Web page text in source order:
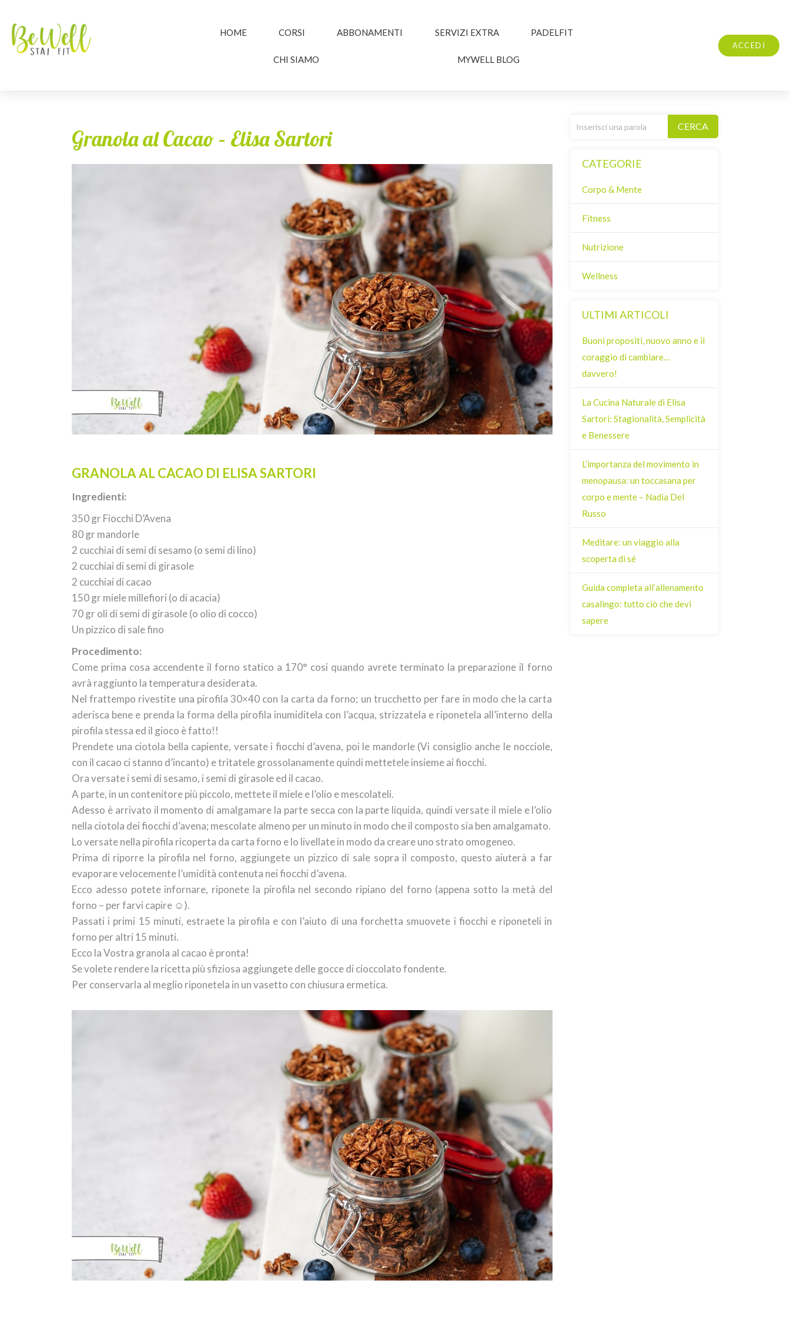
HOME CORSI ABBONAMENTI SERVIZI EXTRA PADELFIT
CHI SIAMO MYWELL BLOG
ACCEDI
Granola al Cacao – Elisa Sartori
GRANOLA AL CACAO DI ELISA SARTORI
Ingredienti:
350 gr Fiocchi D’Avena
80 gr mandorle
2 cucchiai di semi di sesamo (o semi di lino)
2 cucchiai di semi di girasole
2 cucchiai di cacao
150 gr miele millefiori (o di acacia)
70 gr oli di semi di girasole (o olio di cocco)
Un pizzico di sale fino
Procedimento:
Come prima cosa accendente il forno statico a 170° cosi quando avrete terminato la preparazione il forno
avrà raggiunto la temperatura desiderata.
Nel frattempo rivestite una pirofila 30×40 con la carta da forno; un trucchetto per fare in modo che la carta
aderisca bene e prenda la forma della pirofila inumiditela con l’acqua, strizzatela e riponetela all’interno della
pirofila stessa ed il gioco è fatto!!
Prendete una ciotola bella capiente, versate i fiocchi d’avena, poi le mandorle (Vi consiglio anche le nocciole,
con il cacao ci stanno d’incanto) e tritatele grossolanamente quindi mettetele insieme ai fiocchi.
Ora versate i semi di sesamo, i semi di girasole ed il cacao.
A parte, in un contenitore più piccolo, mettete il miele e l’olio e mescolateli.
Adesso è arrivato il momento di amalgamare la parte secca con la parte liquida, quindi versate il miele e l’olio
nella ciotola dei fiocchi d’avena; mescolate almeno per un minuto in modo che il composto sia ben amalgamato.
Lo versate nella pirofila ricoperta da carta forno e lo livellate in modo da creare uno strato omogeneo.
Prima di riporre la pirofila nel forno, aggiungete un pizzico di sale sopra il composto, questo aiuterà a far
evaporare velocemente l’umidità contenuta nei fiocchi d’avena.
Ecco adesso potete infornare, riponete la pirofila nel secondo ripiano del forno (appena sotto la metà del
forno – per farvi capire ☺).
Passati i primi 15 minuti, estraete la pirofila e con l’aiuto di una forchetta smuovete i fiocchi e riponeteli in
forno per altri 15 minuti.
Ecco la Vostra granola al cacao è pronta!
Se volete rendere la ricetta più sfiziosa aggiungete delle gocce di cioccolato fondente.
Per conservarla al meglio riponetela in un vasetto con chiusura ermetica.
CERCA
CATEGORIE
Corpo & Mente
Fitness
Nutrizione
Wellness
ULTIMI ARTICOLI
Buoni propositi, nuovo anno e il
coraggio di cambiare…
davvero!
La Cucina Naturale di Elisa
Sartori: Stagionalità, Semplicità
e Benessere
L’importanza del movimento in
menopausa: un toccasana per
corpo e mente – Nadia Del
Russo
Meditare: un viaggio alla
scoperta di sé
Guida completa all’allenamento
casalingo: tutto ciò che devi
sapere
Iscriviti alla Newsletter, riceverai il 10% di sconto sul tuo primo
ISCRIVITI ORA